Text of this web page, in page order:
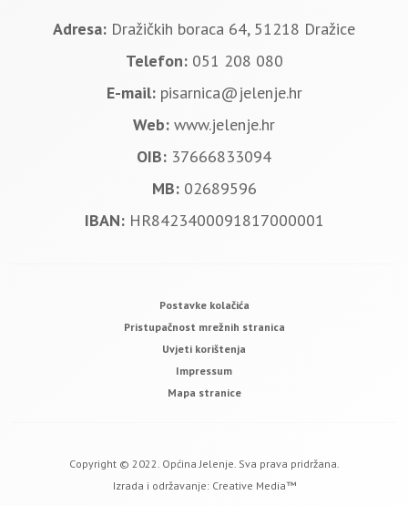
Adresa: Dražičkih boraca 64, 51218 Dražice
Telefon: 051 208 080
E-mail: pisarnica@jelenje.hr
Web: www.jelenje.hr
OIB: 37666833094
MB: 02689596
IBAN: HR8423400091817000001
Postavke kolačića
Pristupačnost mrežnih stranica
Uvjeti korištenja
Impressum
Mapa stranice
Copyright © 2022. Općina Jelenje. Sva prava pridržana.
Izrada i održavanje: Creative Media™